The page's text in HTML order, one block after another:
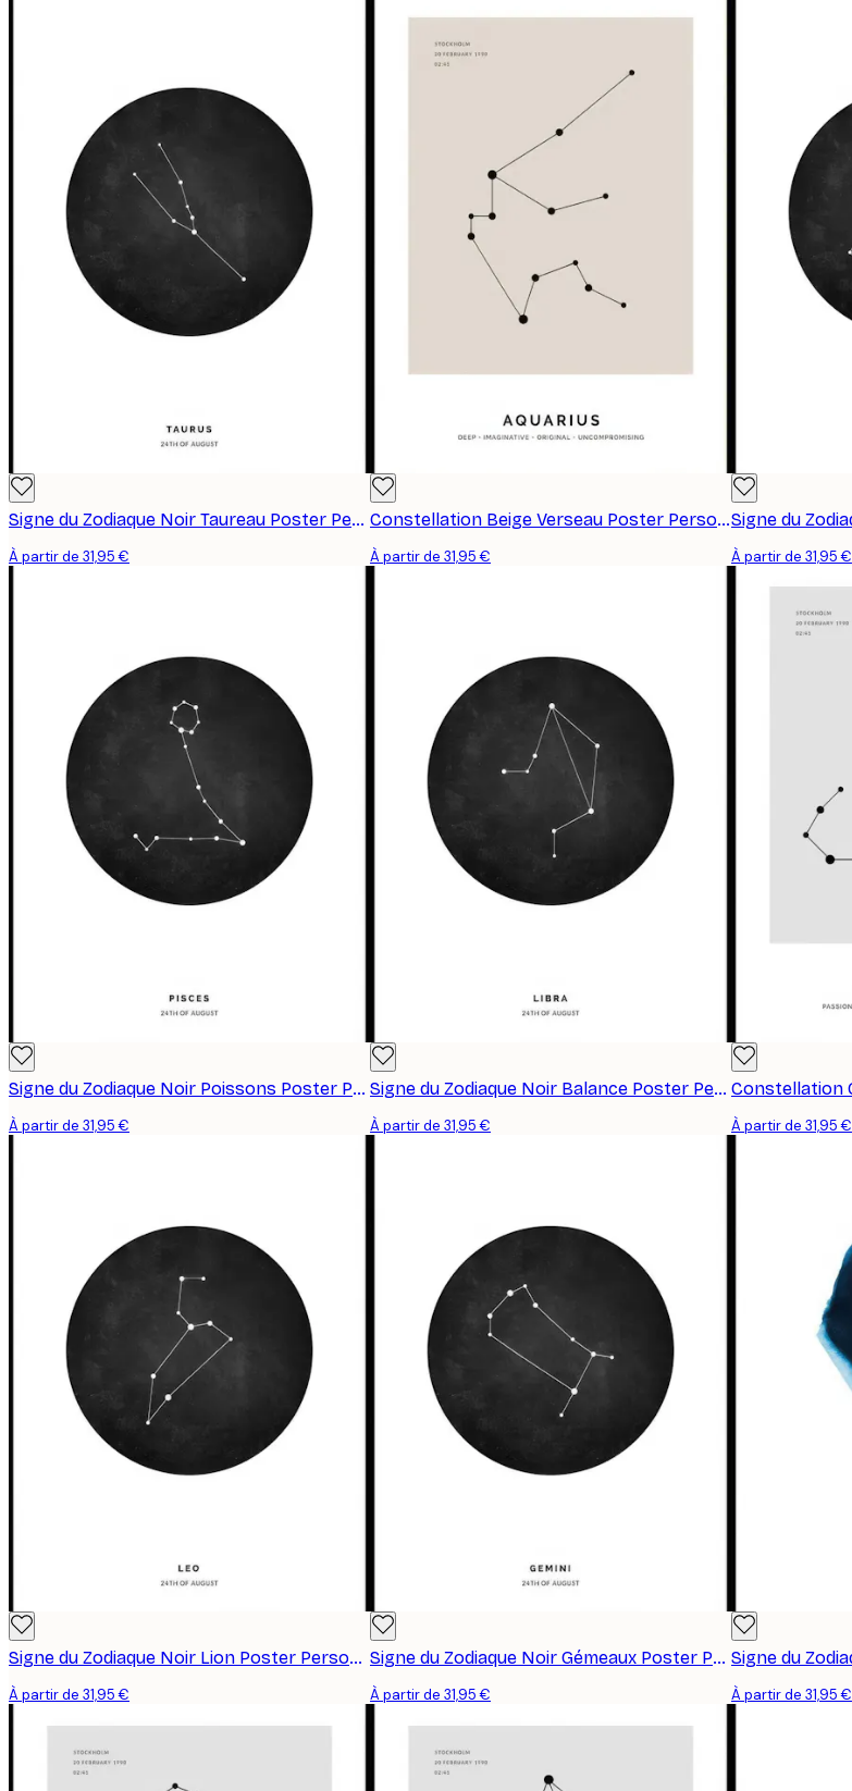
Signe du Zodiaque Noir Taureau Poster Personnalisé
À partir de 31,95 €
Constellation Beige Verseau Poster Personnalisé
À partir de 31,95 € À partir de 31,95 €
Signe du Zodiaque Noir Poissons Poster Personnalisé
À partir de 31,95 €
Signe du Zodiaque Noir Balance Poster Personnalisé
À partir de 31,95 € À partir de 31,95 €
Signe du Zodiaque Noir Lion Poster Personnalisé
À partir de 31,95 €
Signe du Zodiaque Noir Gémeaux Poster Personnalisé
À partir de 31,95 € À partir de 31,95 €
politique de confidentialité